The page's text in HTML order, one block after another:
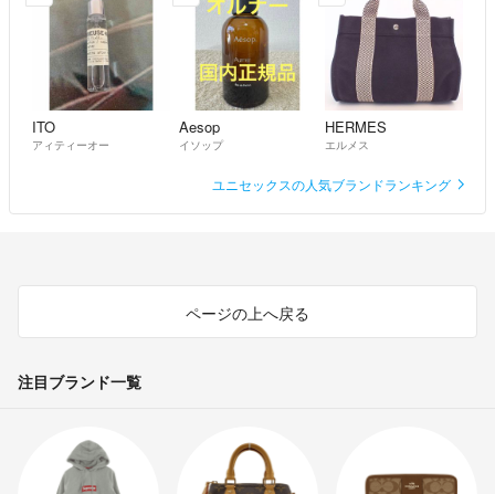
ITO
アィティーオー
Aesop
イソップ
HERMES
エルメス
ユニセックスの人気ブランドランキング
ページの上へ戻る
注目ブランド一覧